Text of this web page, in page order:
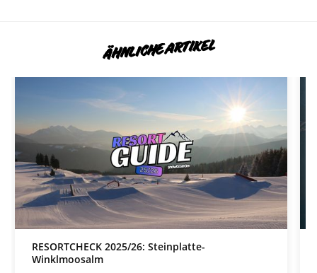
ÄHNLICHE ARTIKEL
RESORTCHECK 2025/26: Steinplatte-
Winklmoosalm